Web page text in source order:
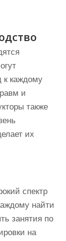
к каждому
и
также
их
спектр
найти
занятия по
на